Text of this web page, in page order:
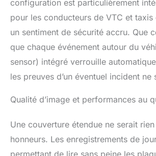
configuration est particulièrement
pour les conducteurs de VTC et
un sentiment de sécurité accru. Que
que chaque événement autour du
sensor) intégré verrouille
les preuves d’un éventuel incident
Qualité d’image et performances au
Une couverture étendue ne serait
honneurs. Les enregistrements de